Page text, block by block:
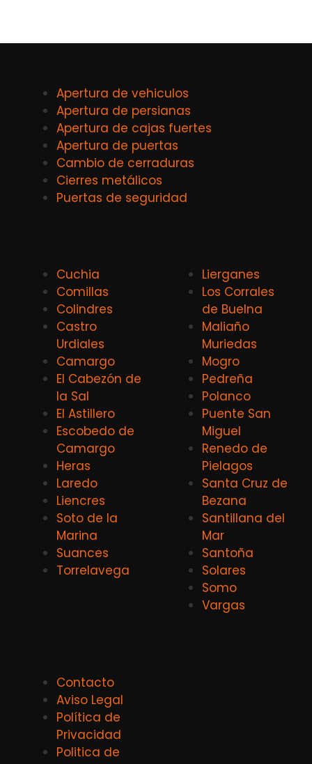
Apertura de vehiculos
Apertura de persianas
Apertura de cajas fuertes
Apertura de puertas
Cambio de cerraduras
Cierres metálicos
Puertas de seguridad
Cuchia
Comillas
Colindres
Castro
Urdiales
Camargo
El Cabezón de
la Sal
El Astillero
Escobedo de
Camargo
Heras
Laredo
Liencres
Soto de la
Marina
Suances
Torrelavega
Lierganes
Los Corrales
de Buelna
Maliaño
Muriedas
Mogro
Pedreña
Polanco
Puente San
Miguel
Renedo de
Pielagos
Santa Cruz de
Bezana
Santillana del
Mar
Santoña
Solares
Somo
Vargas
Contacto
Aviso Legal
Política de
Privacidad
Politica de